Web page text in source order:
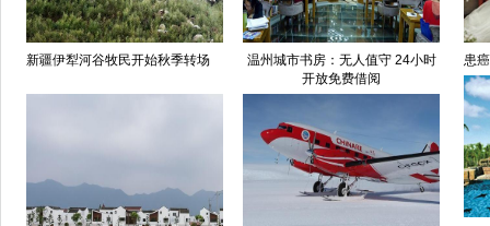
新疆伊犁河谷牧民开始秋季转场
温州城市书房：无人值守 24小时
开放免费借阅
患